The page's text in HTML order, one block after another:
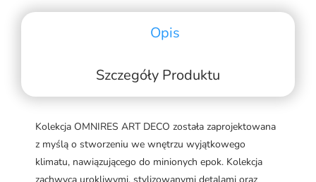
Opis
Szczegóły Produktu
Kolekcja OMNIRES ART DECO została zaprojektowana
z myślą o stworzeniu we wnętrzu wyjątkowego
klimatu, nawiązującego do minionych epok. Kolekcja